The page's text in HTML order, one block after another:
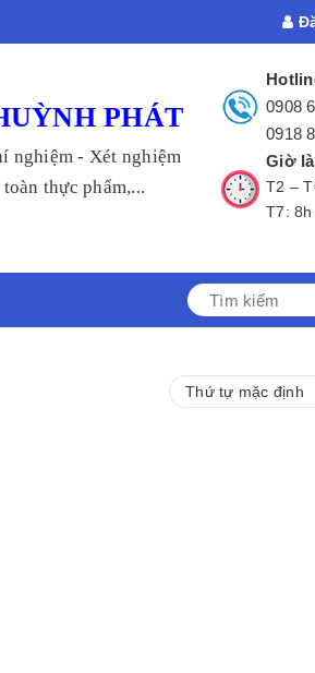
PHÁT
nghiệm - Xét nghiệm
thực phẩm,...
0908
0918
Giờ
T2 –
T7: